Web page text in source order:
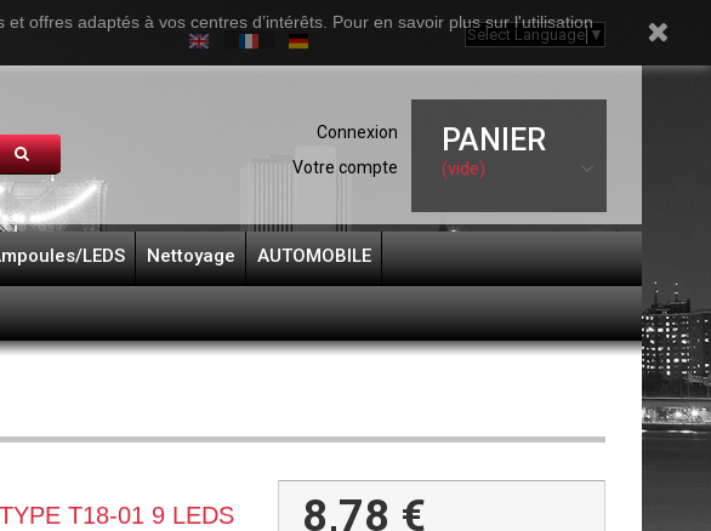
Select Language ▼
Connexion
Votre compte
PANIER
(vide)
LEDS Nettoyage AUTOMOBILE
8,78 €
offres adaptés à vos centres d’intérêts. Pour en savoir plus sur l'utilisation